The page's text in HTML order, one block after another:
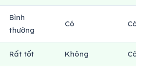
Bình
thường
Có Có
Rất tốt Không Có